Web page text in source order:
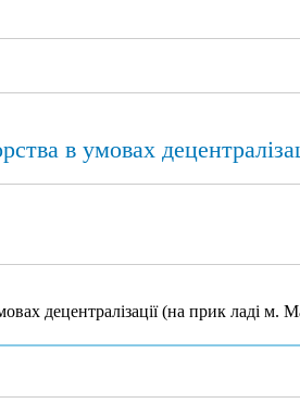
в умовах
децентралізації (на прик ладі м.